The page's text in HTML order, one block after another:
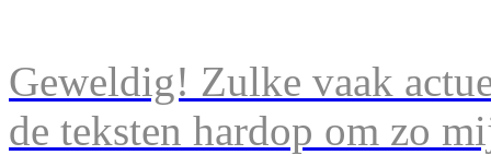
Geweldig! Zulke vaak
de teksten hardop om zo